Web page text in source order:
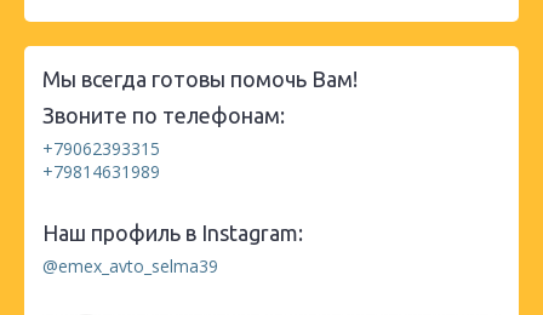
Мы всегда готовы помочь Вам!
Звоните по телефонам:
+79062393315
+79814631989
Наш профиль в Instagram:
@emex_avto_selma39